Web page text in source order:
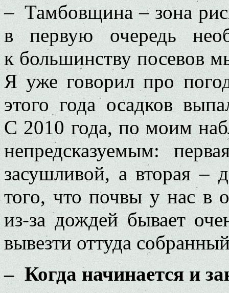
– Тамбовщина – зона
в первую очередь
к большинству посевов
Я уже говорил про
этого года осадков
С 2010 года, по моим
непредсказуемым:
засушливой, а вторая –
того, что почвы у нас в
из-за дождей бывает
вывезти оттуда
– Когда начинается и